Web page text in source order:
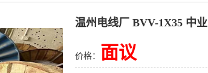
温州电线厂 BVV-1X35 中业
价格： 面议